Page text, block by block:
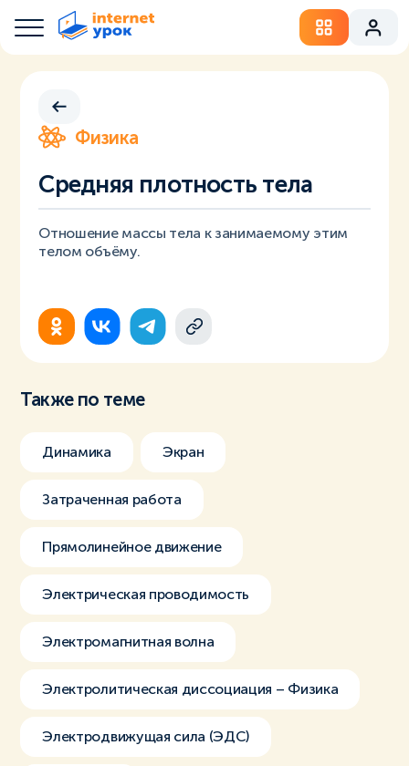
Физика
Средняя плотность тела
Отношение массы тела к занимаемому этим
телом объёму.
Также по теме
Динамика Экран
Затраченная работа
Прямолинейное движение
Электрическая проводимость
Электромагнитная волна
Электролитическая диссоциация – Физика
Электродвижущая сила (ЭДС)